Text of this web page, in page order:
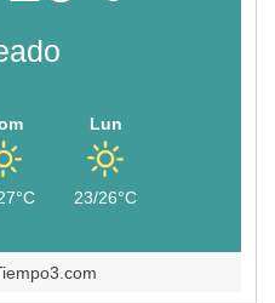
Lun
23/26°C